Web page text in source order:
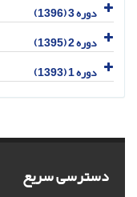
دوره 3 (1396)
دوره 2 (1395)
دوره 1 (1393)
دسترسی سریع